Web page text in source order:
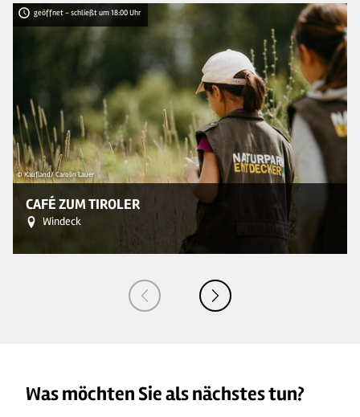
geöffnet - schließt um 18:00 Uhr
© Kaufland/ Carolin Lauer
CAFÉ ZUM TIROLER
Windeck
Was möchten Sie als nächstes tun?